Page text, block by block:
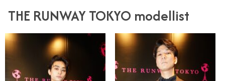
THE RUNWAY TOKYO modellist